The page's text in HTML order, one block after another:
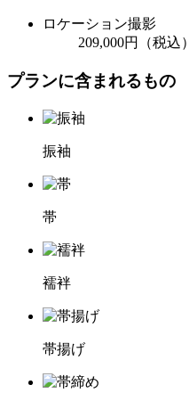
ロケーション撮影
209,000円（税込）
プランに含まれるもの
振袖
帯
襦袢
帯揚げ